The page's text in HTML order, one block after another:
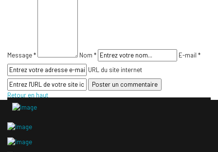
Message * Nom *
E-mail *
URL du site internet
Retour en haut